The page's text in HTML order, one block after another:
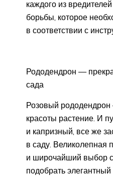
каждого из
борьбы, которое
в соответствии с
Рододендрон —
сада
Розовый
красоты растение. И
и капризный, все же
в саду. Великолепная
и широчайший выбор
подобрать